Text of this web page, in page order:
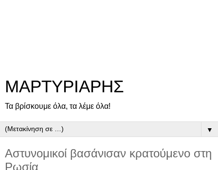
ΜΑΡΤΥΡΙΑΡΗΣ
Τα βρίσκουμε όλα, τα λέμε όλα!
▼
Αστυνομικοί βασάνισαν κρατούμενο στη
Ρωσία